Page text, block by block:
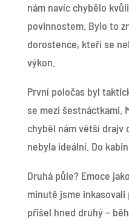
nám navíc chybělo
povinnostem. Bylo to
dorostence, kteří se
výkon.
První poločas byl
se mezi šestnáctkami.
chyběl nám větší drajv
nebyla ideální. Do
Druhá půle? Emoce
minutě jsme
přišel hned druhý –